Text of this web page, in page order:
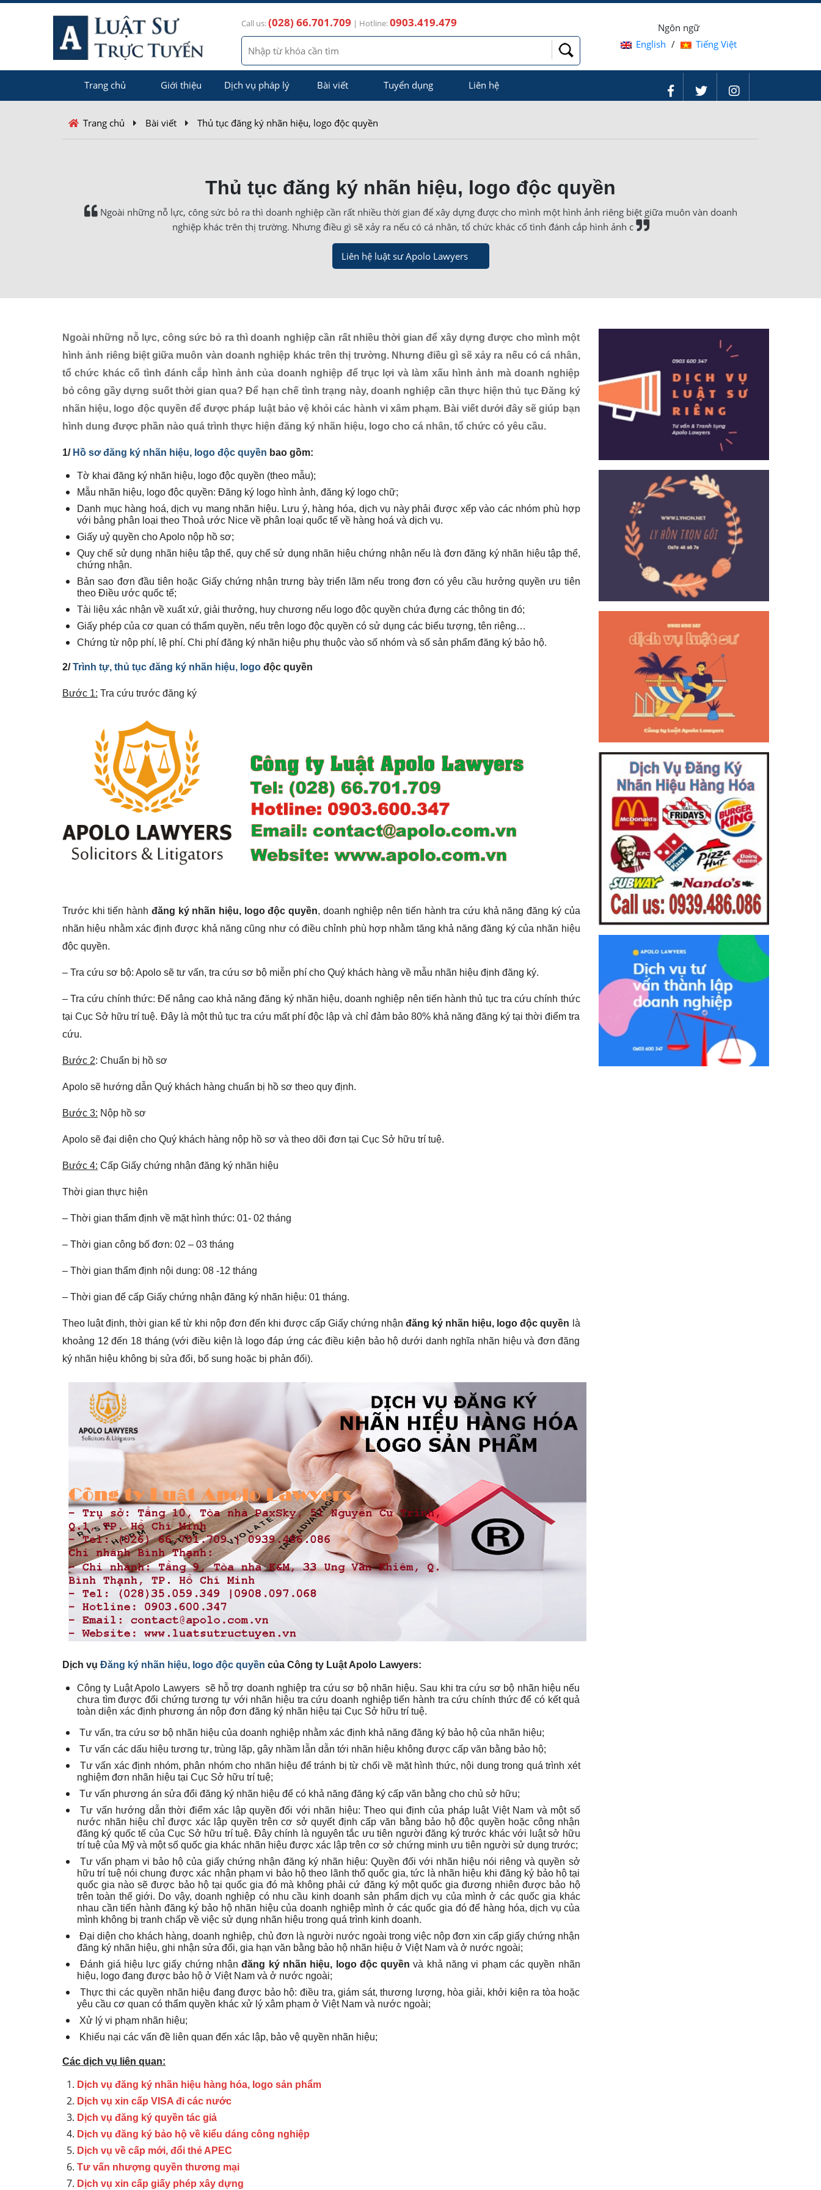
Call us:(028) 66.701.709 | Hotline:0903.419.479
Ngôn ngữ
English / Tiếng Việt
Trang chủ Giới thiệu Dịch vụ pháp lý Bài viết Tuyển dụng Liên hệ
Trang chủ Bài viết Thủ tục đăng ký nhãn hiệu, logo độc quyền
Thủ tục đăng ký nhãn hiệu, logo độc quyền
Ngoài những nỗ lực, công sức bỏ ra thì doanh nghiệp cần rất nhiều thời gian để xây dựng được cho mình một hình ảnh riêng biệt giữa muôn vàn doanh
nghiệp khác trên thị trường. Nhưng điều gì sẽ xảy ra nếu có cá nhân, tổ chức khác cố tình đánh cắp hình ảnh c
Liên hệ luật sư Apolo Lawyers
Ngoài những nỗ lực, công sức bỏ ra thì doanh nghiệp cần rất nhiều thời gian để xây dựng được cho mình một
hình ảnh riêng biệt giữa muôn vàn doanh nghiệp khác trên thị trường. Nhưng điều gì sẽ xảy ra nếu có cá nhân,
tổ chức khác cố tình đánh cắp hình ảnh của doanh nghiệp để trục lợi và làm xấu hình ảnh mà doanh nghiệp
bỏ công gầy dựng suốt thời gian qua? Để hạn chế tình trạng này, doanh nghiệp cần thực hiện thủ tục Đăng ký
nhãn hiệu, logo độc quyền để được pháp luật bảo vệ khỏi các hành vi xâm phạm. Bài viết dưới đây sẽ giúp bạn
hình dung được phần nào quá trình thực hiện đăng ký nhãn hiệu, logo cho cá nhân, tổ chức có yêu cầu.
1/ Hồ sơ đăng ký nhãn hiệu, logo độc quyền bao gồm:
Tờ khai đăng ký nhãn hiệu, logo độc quyền (theo mẫu);
Mẫu nhãn hiệu, logo độc quyền: Đăng ký logo hình ảnh, đăng ký logo chữ;
Danh mục hàng hoá, dịch vụ mang nhãn hiệu. Lưu ý, hàng hóa, dịch vụ này phải được xếp vào các nhóm phù hợp
với bảng phân loại theo Thoả ước Nice về phân loại quốc tế về hàng hoá và dịch vụ.
Giấy uỷ quyền cho Apolo nộp hồ sơ;
Quy chế sử dụng nhãn hiệu tập thể, quy chế sử dụng nhãn hiệu chứng nhận nếu là đơn đăng ký nhãn hiệu tập thể,
chứng nhận.
Bản sao đơn đầu tiên hoặc Giấy chứng nhận trưng bày triển lãm nếu trong đơn có yêu cầu hưởng quyền ưu tiên
theo Điều ước quốc tế;
Tài liệu xác nhận về xuất xứ, giải thưởng, huy chương nếu logo độc quyền chứa đựng các thông tin đó;
Giấy phép của cơ quan có thẩm quyền, nếu trên logo độc quyền có sử dụng các biểu tượng, tên riêng…
Chứng từ nộp phí, lệ phí. Chi phí đăng ký nhãn hiệu phụ thuộc vào số nhóm và số sản phẩm đăng ký bảo hộ.
2/Trình tự, thủ tục đăng ký nhãn hiệu, logo độc quyền
Bước 1: Tra cứu trước đăng ký
Trước khi tiến hành đăng ký nhãn hiệu, logo độc quyền, doanh nghiệp nên tiến hành tra cứu khả năng đăng ký của
nhãn hiệu nhằm xác định được khả năng cũng như có điều chỉnh phù hợp nhằm tăng khả năng đăng ký của nhãn hiệu
độc quyền.
– Tra cứu sơ bộ: Apolo sẽ tư vấn, tra cứu sơ bộ miễn phí cho Quý khách hàng về mẫu nhãn hiệu định đăng ký.
– Tra cứu chính thức: Để nâng cao khả năng đăng ký nhãn hiệu, doanh nghiệp nên tiến hành thủ tục tra cứu chính thức
tại Cục Sở hữu trí tuệ. Đây là một thủ tục tra cứu mất phí độc lập và chỉ đảm bảo 80% khả năng đăng ký tại thời điểm tra
cứu.
Bước 2: Chuẩn bị hồ sơ
Apolo sẽ hướng dẫn Quý khách hàng chuẩn bị hồ sơ theo quy định.
Bước 3: Nộp hồ sơ
Apolo sẽ đại diện cho Quý khách hàng nộp hồ sơ và theo dõi đơn tại Cục Sở hữu trí tuệ.
Bước 4: Cấp Giấy chứng nhận đăng ký nhãn hiệu
Thời gian thực hiện
– Thời gian thẩm định về mặt hình thức: 01- 02 tháng
– Thời gian công bố đơn: 02 – 03 tháng
– Thời gian thẩm định nội dung: 08 -12 tháng
– Thời gian để cấp Giấy chứng nhận đăng ký nhãn hiệu: 01 tháng.
Theo luật định, thời gian kể từ khi nộp đơn đến khi được cấp Giấy chứng nhậnđăng ký nhãn hiệu, logo độc quyền là
khoảng 12 đến 18 tháng (với điều kiện là logo đáp ứng các điều kiện bảo hộ dưới danh nghĩa nhãn hiệu và đơn đăng
ký nhãn hiệu không bị sửa đổi, bổ sung hoặc bị phản đối).
Dịch vụ Đăng ký nhãn hiệu, logo độc quyền của Công ty Luật Apolo Lawyers:
Công ty Luật Apolo Lawyers sẽ hỗ trợ doanh nghiệp tra cứu sơ bộ nhãn hiệu. Sau khi tra cứu sơ bộ nhãn hiệu nếu
chưa tìm được đối chứng tương tự với nhãn hiệu tra cứu doanh nghiệp tiến hành tra cứu chính thức để có kết quả
toàn diện xác định phương án nộp đơn đăng ký nhãn hiệu tại Cục Sở hữu trí tuệ.
Tư vấn, tra cứu sơ bộ nhãn hiệu của doanh nghiệp nhằm xác định khả năng đăng ký bảo hộ của nhãn hiệu;
Tư vấn các dấu hiệu tương tự, trùng lặp, gây nhầm lẫn dẫn tới nhãn hiệu không được cấp văn bằng bảo hộ;
Tư vấn xác định nhóm, phân nhóm cho nhãn hiệu để tránh bị từ chối về mặt hình thức, nội dung trong quá trình xét
nghiệm đơn nhãn hiệu tại Cục Sở hữu trí tuệ;
Tư vấn phương án sửa đổi đăng ký nhãn hiệu để có khả năng đăng ký cấp văn bằng cho chủ sở hữu;
Tư vấn hướng dẫn thời điểm xác lập quyền đối với nhãn hiệu: Theo qui định của pháp luật Việt Nam và một số
nước nhãn hiệu chỉ được xác lập quyền trên cơ sở quyết định cấp văn bằng bảo hộ độc quyền hoặc công nhận
đăng ký quốc tế của Cục Sở hữu trí tuệ. Đây chính là nguyên tắc ưu tiên người đăng ký trước khác với luật sở hữu
trí tuệ của Mỹ và một số quốc gia khác nhãn hiệu được xác lập trên cơ sở chứng minh ưu tiên người sử dụng trước;
Tư vấn phạm vi bảo hộ của giấy chứng nhận đăng ký nhãn hiệu: Quyền đối với nhãn hiệu nói riêng và quyền sở
hữu trí tuệ nói chung được xác nhận phạm vi bảo hộ theo lãnh thổ quốc gia, tức là nhãn hiệu khi đăng ký bảo hộ tại
quốc gia nào sẽ được bảo hộ tại quốc gia đó mà không phải cứ đăng ký một quốc gia đương nhiên được bảo hộ
trên toàn thế giới. Do vậy, doanh nghiệp có nhu cầu kinh doanh sản phẩm dịch vụ của mình ở các quốc gia khác
nhau cần tiến hành đăng ký bảo hộ nhãn hiệu của doanh nghiệp mình ở các quốc gia đó để hàng hóa, dịch vụ của
mình không bị tranh chấp về việc sử dụng nhãn hiệu trong quá trình kinh doanh.
Đại diện cho khách hàng, doanh nghiệp, chủ đơn là người nước ngoài trong việc nộp đơn xin cấp giấy chứng nhận
đăng ký nhãn hiệu, ghi nhận sửa đổi, gia hạn văn bằng bảo hộ nhãn hiệu ở Việt Nam và ở nước ngoài;
Đánh giá hiệu lực giấy chứng nhậnđăng ký nhãn hiệu, logo độc quyền và khả năng vi phạm các quyền nhãn
hiệu, logo đang được bảo hộ ở Việt Nam và ở nước ngoài;
Thực thi các quyền nhãn hiệu đang được bảo hộ: điều tra, giám sát, thương lượng, hòa giải, khởi kiện ra tòa hoặc
yêu cầu cơ quan có thẩm quyền khác xử lý xâm phạm ở Việt Nam và nước ngoài;
Xử lý vi phạm nhãn hiệu;
Khiếu nại các vấn đề liên quan đến xác lập, bảo vệ quyền nhãn hiệu;
Các dịch vụ liên quan:
Dịch vụ đăng ký nhãn hiệu hàng hóa, logo sản phẩm
Dịch vụ xin cấp VISA đi các nước
Dịch vụ đăng ký quyền tác giả
Dịch vụ đăng ký bảo hộ về kiểu dáng công nghiệp
Dịch vụ về cấp mới, đổi thẻ APEC
Tư vấn nhượng quyền thương mại
Dịch vụ xin cấp giấy phép xây dựng